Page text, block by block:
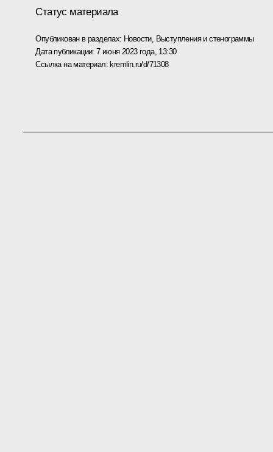
Статус материала
Опубликован в разделах: Новости, Выступления и стенограммы
Дата публикации:7 июня 2023 года, 13:30
Ссылка на материал: kremlin.ru/d/71308